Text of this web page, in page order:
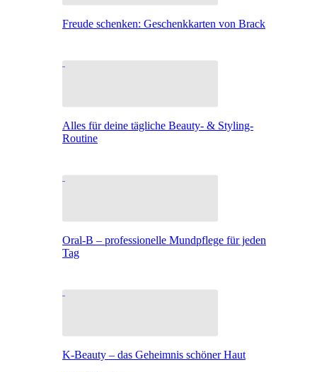
Freude schenken: Geschenkkarten von Brack
Alles für deine tägliche Beauty- & Styling-
Routine
Oral-B – professionelle Mundpflege für jeden
Tag
K-Beauty – das Geheimnis schöner Haut